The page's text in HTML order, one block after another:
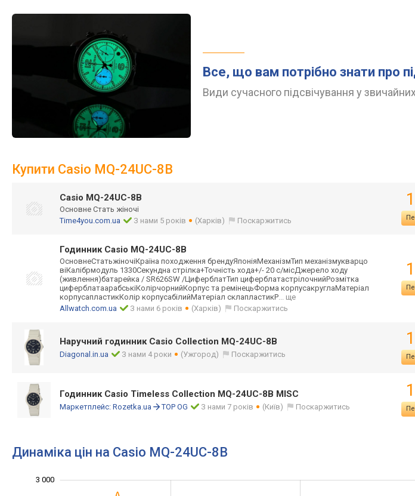
Все, що вам потрібно знати про
Види сучасного підсвічування у
Купити Casio MQ-24UC-8B
Casio MQ-24UC-8B
Основне Стать жіночі
Time4you.com.ua
З нами 5 років (Харків) Поскаржитись
Годинник Casio MQ-24UC-8B
ОсновнеСтатьжіночіКраїна походження брендуЯпоніяМеханізмТип механізмукварцо
віКалібрмодуль 1330Секундна стрілка+Точність хода+/- 20 с/місДжерело ходу
(живлення)батарейка / SR626SW /ЦиферблатТип циферблатастрілочнийРозмітка
циферблатаарабськіКолірчорнийКорпус та ремінецьФорма корпусакруглаМатеріал
корпусапластикКолір корпусабілийМатеріал склапластикР... ще
Allwatch.com.ua
З нами 6 років (Харків) Поскаржитись
Наручний годинник Casio Collection MQ-24UC-8B
Diagonal.in.ua З нами 4 роки (Ужгород) Поскаржитись
Годинник Casio Timeless Collection MQ-24UC-8B MISC
Маркетплейс: Rozetka.ua TOP OG З нами 7 років (Київ) Поскаржитись
Динаміка цін на Casio MQ-24UC-8B
3 000